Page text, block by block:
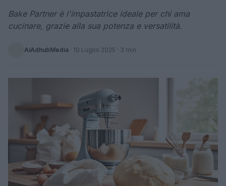
Bake Partner è l'impastatrice ideale per chi ama
cucinare, grazie alla sua potenza e versatilità.
AiAdhubMedia · 10 Luglio 2025 · 3 min